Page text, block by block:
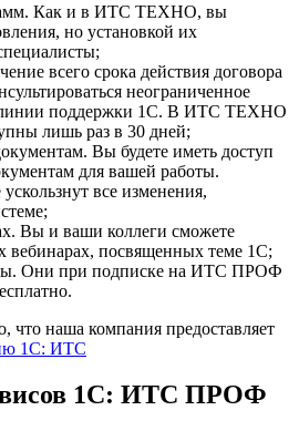
Как и в ИТС ТЕХНО, вы
но установкой их
всего срока действия договора
неограниченное
линии поддержки 1С. В ИТС ТЕХНО
лишь раз в 30 дней;
Вы будете иметь доступ
для вашей работы.
все изменения,
Вы и ваши коллеги сможете
вебинарах, посвященных теме 1С;
Они при подписке на ИТС ПРОФ
что наша компания предоставляет
1С: ИТС
1С: ИТС ПРОФ